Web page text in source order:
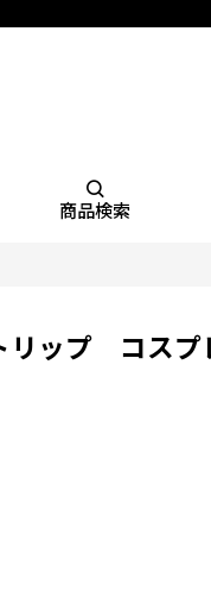
商品検索
リップ コス